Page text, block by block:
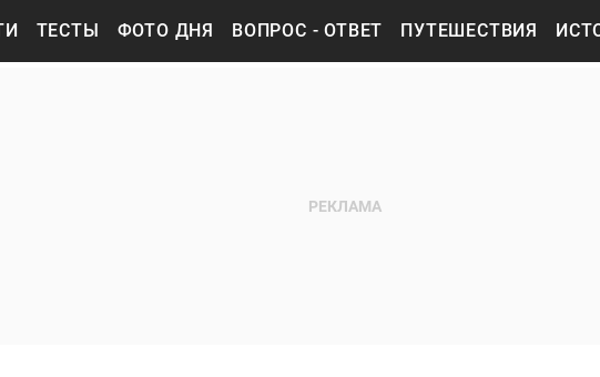
ТЕСТЫ ФОТО ДНЯ ВОПРОС - ОТВЕТ ПУТЕШЕСТВИЯ